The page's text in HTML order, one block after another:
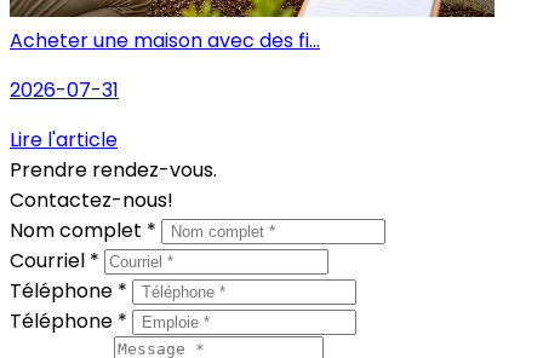
Acheter une maison avec des fi...
2026-07-31
Lire l'article
Prendre rendez-vous.
Contactez-nous!
Nom complet *
Courriel *
Téléphone *
Téléphone *